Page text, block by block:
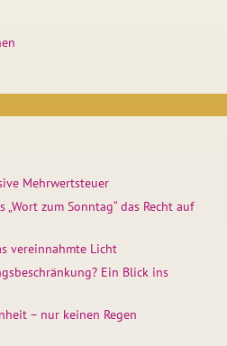
Mehrwertsteuer
zum Sonntag“ das Recht auf
vereinnahmte Licht
Ein Blick ins
– nur keinen Regen